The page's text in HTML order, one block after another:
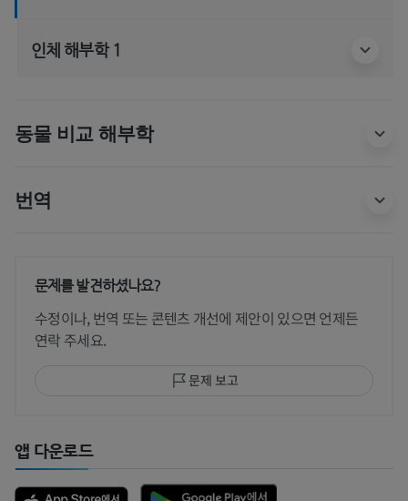
인체 해부학 1
동물 비교 해부학
번역
문제를 발견하셨나요?
수정이나, 번역 또는 콘텐츠 개선에 제안이 있으면 언제든
연락 주세요.
문제 보고
앱 다운로드